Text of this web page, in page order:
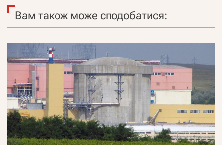
Вам також може сподобатися: